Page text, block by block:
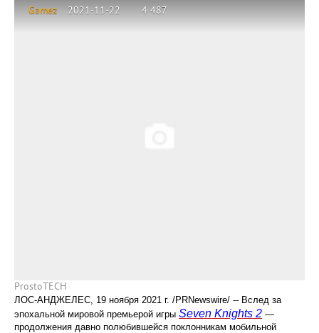
Gamez 2021-11-22 4 487
ProstoTECH
ЛОС-АНДЖЕЛЕС, 19 ноября 2021 г. /PRNewswire/ -- Вслед за
эпохальной мировой премьерой игры Seven Knights 2 —
продолжения давно полюбившейся поклонникам мобильной